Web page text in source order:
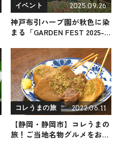
イベント 2025.09.26
神戸布引ハーブ園が秋色に染
まる「GARDEN FEST 2025-
ウィンフェア」「ドイツ祭
り」も同時開催
コレうまの旅 2022.06.11
【静岡・静岡市】コレうまの
旅！ご当地名物グルメをお届